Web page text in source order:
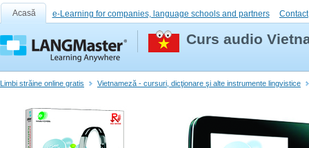
Acasă e-Learning for companies, language schools and partners Contact
Curs audio
Limbi străine online gratis Vietnameză - cursuri, dicţionare şi alte instrumente lingvistice